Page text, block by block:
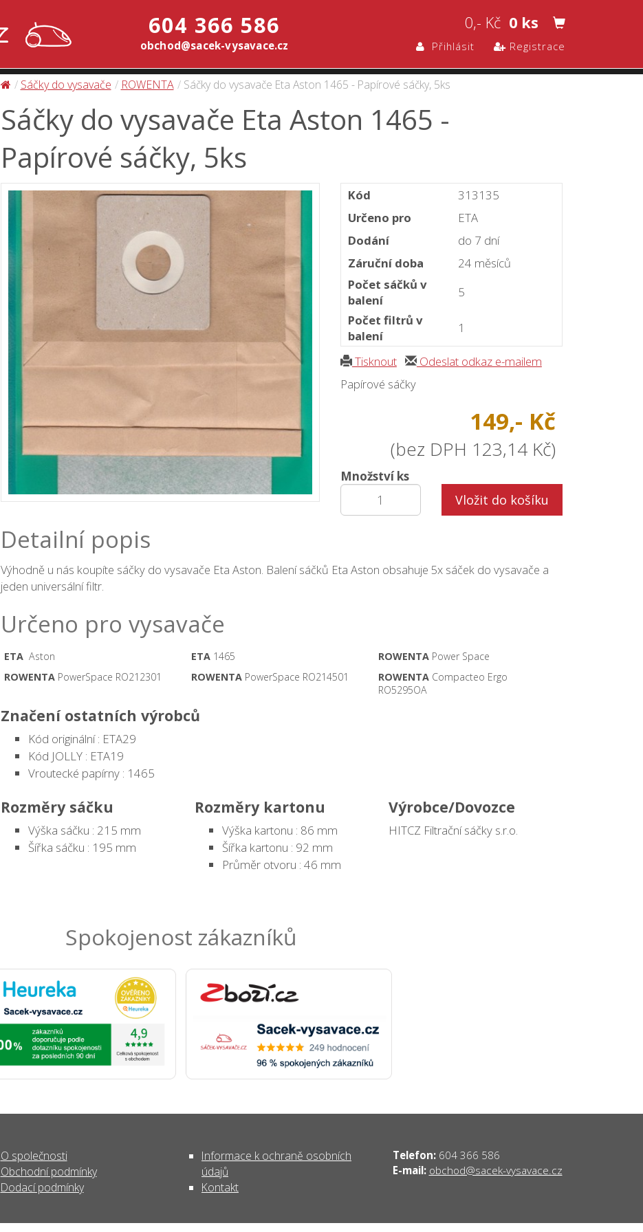
604 366 586
obchod@sacek-vysavace.cz
0,- Kč 0 ks
Přihlásit Registrace
Sáčky do vysavače ROWENTA Sáčky do vysavače Eta Aston 1465 - Papírové sáčky, 5ks
Sáčky do vysavače Eta Aston 1465 -
Papírové sáčky, 5ks
Kód
313135
Určeno pro
ETA
Dodání
do 7 dní
Záruční doba
24 měsíců
Počet sáčků v
balení
5
Počet filtrů v
balení
1
Tisknout
Odeslat odkaz e-mailem
Papírové sáčky
149,- Kč
(bez DPH 123,14 Kč)
Množství ks
Vložit do košíku
Detailní popis
Výhodně u nás koupíte sáčky do vysavače Eta Aston. Balení sáčků Eta Aston obsahuje 5x sáček do vysavače a
jeden universální filtr.
Určeno pro vysavače
ETAAston ETA1465 ROWENTA Power Space
ROWENTAPowerSpace RO212301 ROWENTAPowerSpace RO214501 ROWENTA Compacteo Ergo
RO5295OA
Značení ostatních výrobců
Kód originální : ETA29
Kód JOLLY : ETA19
Vroutecké papírny : 1465
Rozměry sáčku
Výška sáčku : 215 mm
Šířka sáčku : 195 mm
Rozměry kartonu
Výška kartonu : 86 mm
Šířka kartonu : 92 mm
Průměr otvoru : 46 mm
Výrobce/Dovozce
HITCZ Filtrační sáčky s.r.o.
Spokojenost zákazníků
O společnosti
Obchodní podmínky
Dodací podmínky
Informace k ochraně osobních
údajů
Kontakt
Telefon:604 366 586
E-mail: obchod@sacek-vysavace.cz